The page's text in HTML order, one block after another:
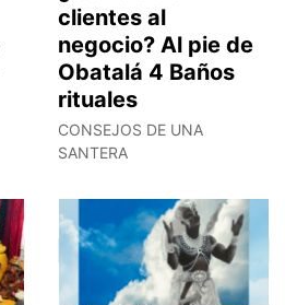
clientes al
negocio? Al pie de
Obatalá 4 Baños
rituales
CONSEJOS DE UNA
SANTERA